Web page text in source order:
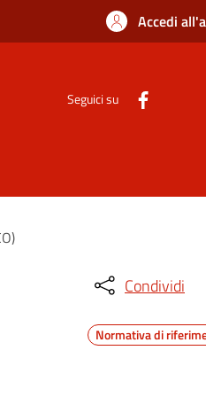
Accedi
Seguici su
Condividi
Normativa di